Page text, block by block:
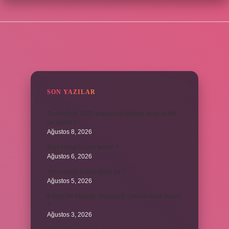
SON YAZILAR
Turkcell’de 2025 yılında hat üstüne alma ücreti
ne kadar ?
Ağustos 8, 2026
Burs hangi tarihte kesilir ?
Ağustos 6, 2026
Avcı böreği fırında pişer mi ?
Ağustos 5, 2026
6 aylık bir bebeğe balkabağı çorbası nasıl yapılır
Ağustos 3, 2026